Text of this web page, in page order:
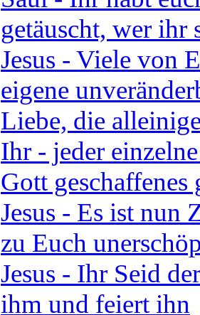
getäuscht, wer ihr
Jesus - Viele von
eigene
Liebe, die
Ihr - jeder
Gott
Jesus - Es ist nun
zu Euch
Jesus - Ihr Seid
ihm und feiert ihn